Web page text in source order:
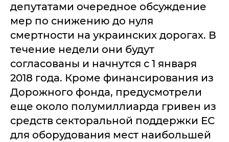
депутатами очередное обсуждение
мер по снижению до нуля
смертности на украинских дорогах. В
течение недели они будут
согласованы и начнутся с 1 января
2018 года. Кроме финансирования из
Дорожного фонда, предусмотрели
еще около полумиллиарда гривен из
средств секторальной поддержки ЕС
для оборудования мест наибольшей